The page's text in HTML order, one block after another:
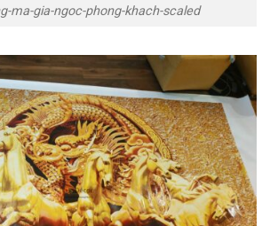
ma-gia-ngoc-phong-khach-scaled